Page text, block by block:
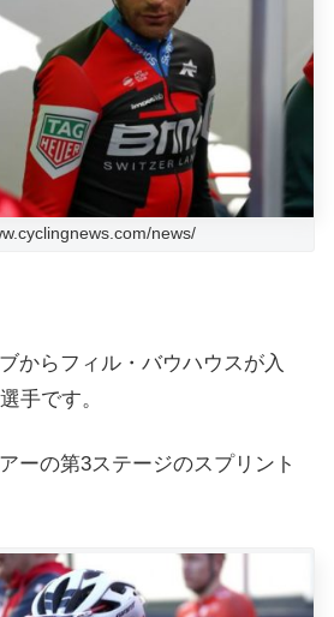
news/
からフィル・バウハウスが入
手です。
ーの第3ステージのスプリント